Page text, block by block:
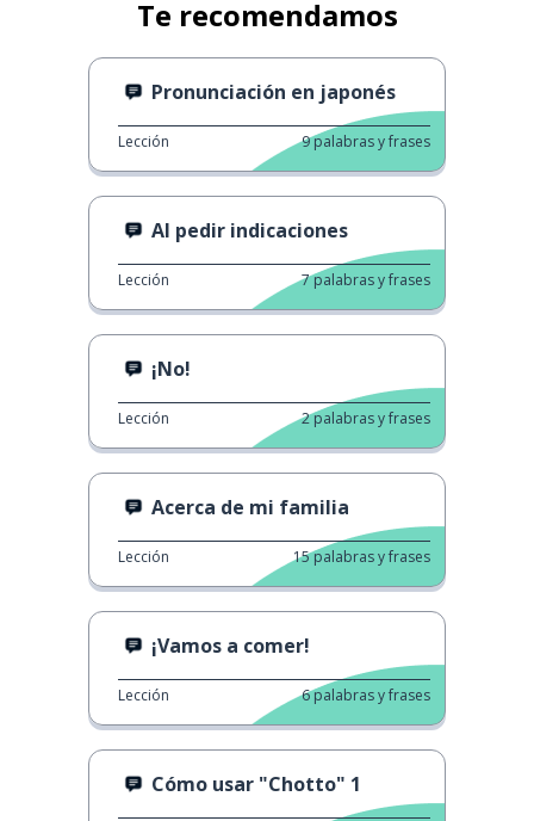
Te recomendamos
Pronunciación en japonés
Lección 9palabras y frases
Al pedir indicaciones
Lección 7palabras y frases
¡No!
Lección 2palabras y frases
Acerca de mi familia
Lección 15palabras y frases
¡Vamos a comer!
Lección 6palabras y frases
Cómo usar "Chotto" 1